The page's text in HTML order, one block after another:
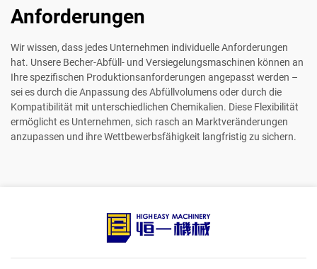
Anforderungen
Wir wissen, dass jedes Unternehmen individuelle Anforderungen
hat. Unsere Becher-Abfüll- und Versiegelungsmaschinen können an
Ihre spezifischen Produktionsanforderungen angepasst werden –
sei es durch die Anpassung des Abfüllvolumens oder durch die
Kompatibilität mit unterschiedlichen Chemikalien. Diese Flexibilität
ermöglicht es Unternehmen, sich rasch an Marktveränderungen
anzupassen und ihre Wettbewerbsfähigkeit langfristig zu sichern.